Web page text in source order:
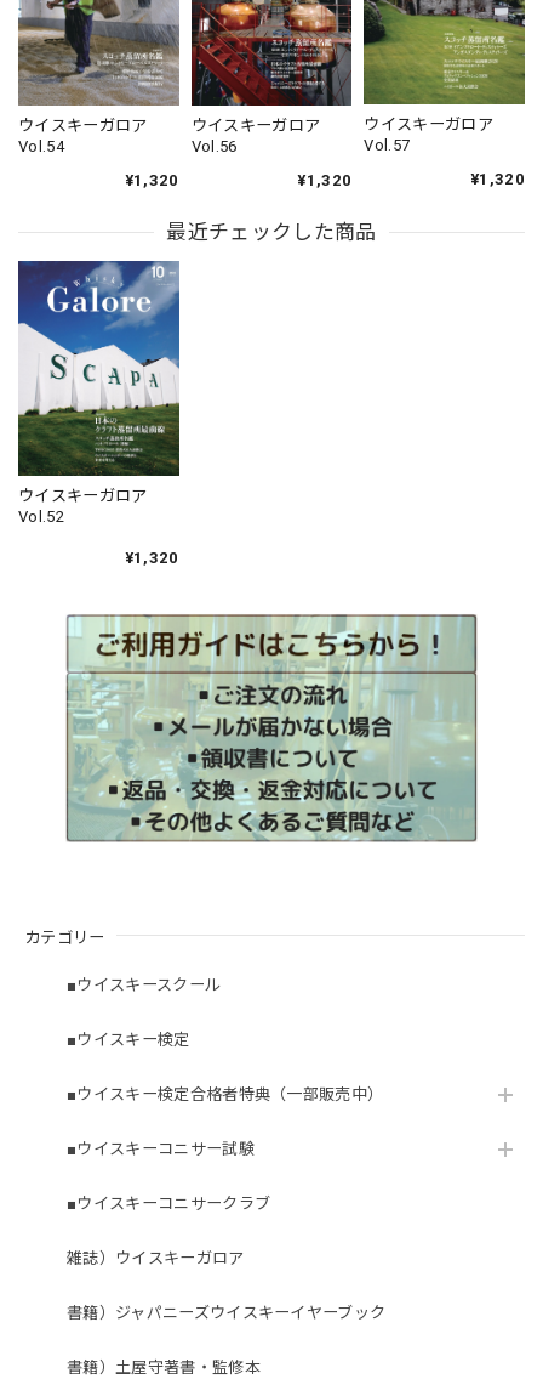
カテゴリー
■ウイスキースクール
■ウイスキー検定
■ウイスキー検定合格者特典（一部販売中）
■ウイスキーコニサー試験
■ウイスキーコニサークラブ
雑誌）ウイスキーガロア
書籍）ジャパニーズウイスキーイヤーブック
書籍）土屋守著書・監修本
ウイスキーガロア
Vol.54
¥1,320
ウイスキーガロア
Vol.56
¥1,320
ウイスキーガロア
Vol.57
¥1,320
最近チェックした商品
ウイスキーガロア
Vol.52
¥1,320